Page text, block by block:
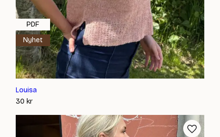
Louisa
30 kr
PDF
Nyhet